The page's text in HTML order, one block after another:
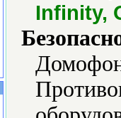
Infinity,